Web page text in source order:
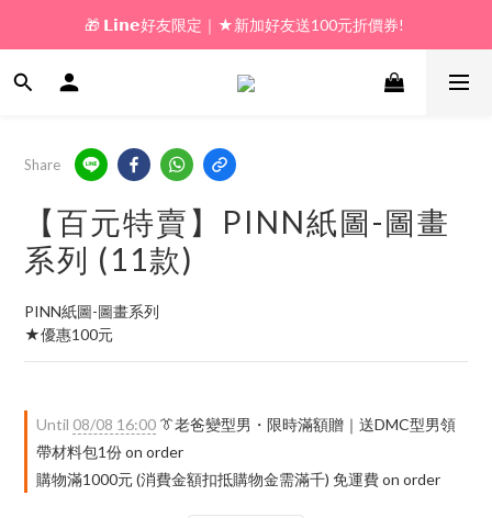
🎁 新好友購物金｜★加入新會員領券送100元!
Share
【百元特賣】PINN紙圖-圖畫
系列 (11款)
PINN紙圖-圖畫系列
★優惠100元
Until 08/08 16:00 👔老爸變型男・限時滿額贈｜送DMC型男領
帶材料包1份 on order
購物滿1000元 (消費金額扣抵購物金需滿千) 免運費 on order